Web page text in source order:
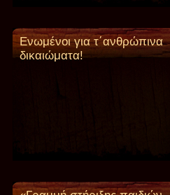
Ενωμένοι για τ΄ανθρώπινα
δικαιώματα!